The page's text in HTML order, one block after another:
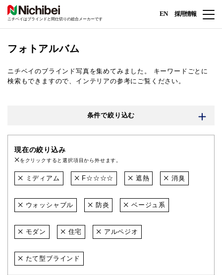
ニチベイはブラインドと間仕切りの総合メーカーです
EN 採用情報
フォトアルバム
ニチベイのブラインド写真を集めてみました。
キーワードごとに
検索もできますので、インテリアの参考にご覧ください。
条件で絞り込む
現在の絞り込み
をクリックすると選択項目から外せます。
ミディアム F☆☆☆☆ 遮熱 消臭
ウォッシャブル 防炎 ベージュ系
モダン 住宅 アルペジオ
たて型ブラインド